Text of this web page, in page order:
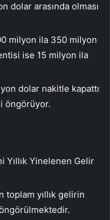
dolar arasında olması
milyon ila 350 milyon
ise 15 milyon ila
dolar nakitle kapattı
öngörüyor.
Yinelenen Gelir
yıllık gelirin